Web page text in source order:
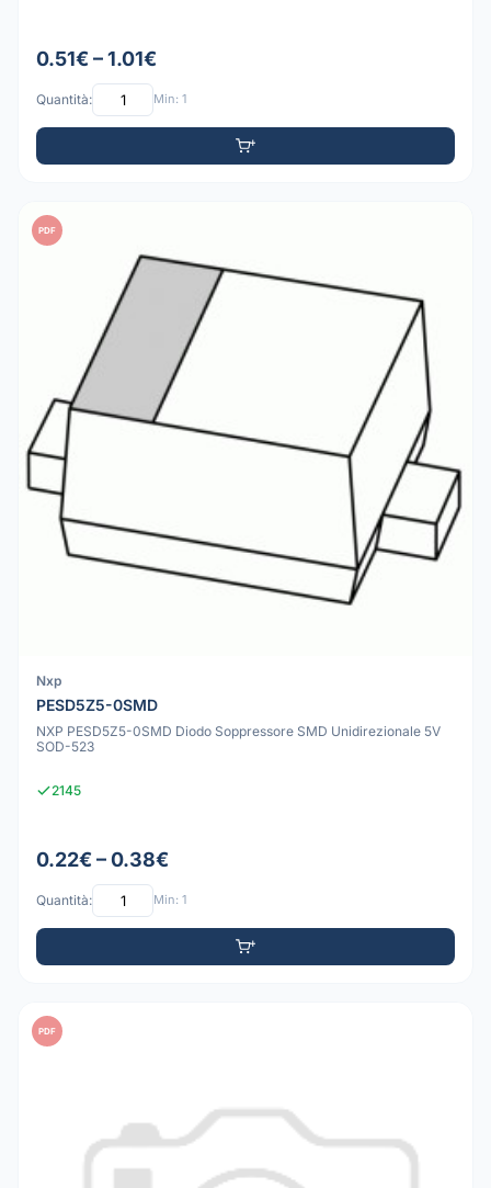
0.51€ – 1.01€
Quantità: Min: 1
PDF
Nxp
PESD5Z5-0SMD
NXP PESD5Z5-0SMD Diodo Soppressore SMD Unidirezionale 5V
SOD-523
2145
0.22€ – 0.38€
Quantità: Min: 1
PDF